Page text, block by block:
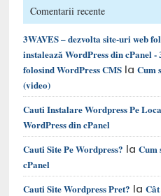
Comentarii recente
3WAVES – dezvolta site-uri web
instalează WordPress din cPanel
folosind WordPress CMS laCum
(video)
Cauti Instalare Wordpress Pe
WordPress din cPanel
Cauti Site Pe Wordpress? laCum
cPanel
Cauti Site Wordpress Pret? la